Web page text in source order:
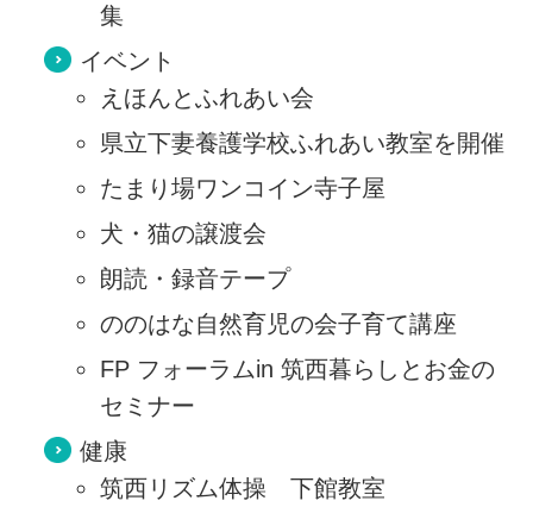
集
イベント
えほんとふれあい会
県立下妻養護学校ふれあい教室を開催
たまり場ワンコイン寺子屋
犬・猫の譲渡会
朗読・録音テープ
ののはな自然育児の会子育て講座
FP フォーラムin 筑西暮らしとお金の
セミナー
健康
筑西リズム体操 下館教室